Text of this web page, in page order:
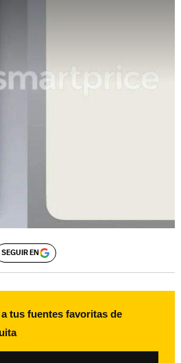
SEGUIR EN
tus fuentes favoritas de